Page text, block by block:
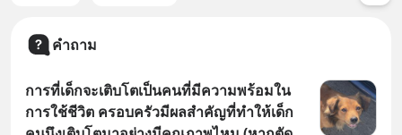
คำถาม
การที่เด็กจะเติบโตเป็นคนที่มีความพร้อมใน
การใช้ชีวิต ครอบครัวมีผลสำคัญที่ทำให้เด็ก